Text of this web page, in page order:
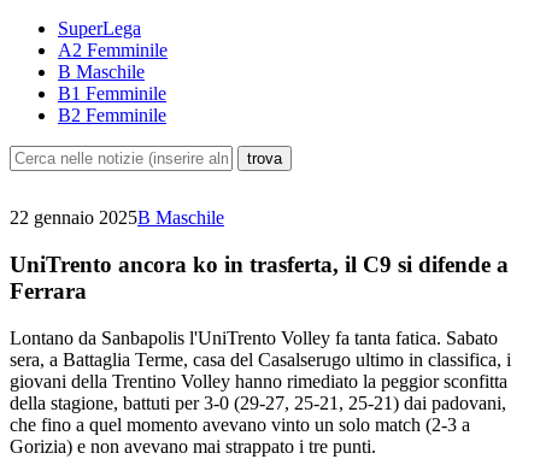
SuperLega
A2 Femminile
B Maschile
B1 Femminile
B2 Femminile
22 gennaio 2025B Maschile
UniTrento ancora ko in trasferta, il C9 si difende a
Ferrara
Lontano da Sanbapolis l'UniTrento Volley fa tanta fatica. Sabato
sera, a Battaglia Terme, casa del Casalserugo ultimo in classifica, i
giovani della Trentino Volley hanno rimediato la peggior sconfitta
della stagione, battuti per 3-0 (29-27, 25-21, 25-21) dai padovani,
che fino a quel momento avevano vinto un solo match (2-3 a
Gorizia) e non avevano mai strappato i tre punti.